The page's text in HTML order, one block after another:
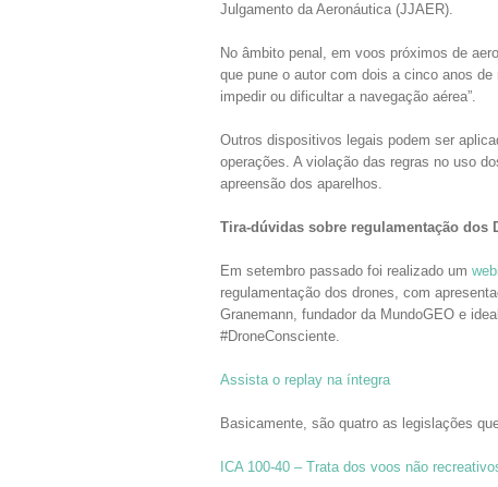
Julgamento da Aeronáutica (JJAER).
No âmbito penal, em voos próximos de
que pune o autor com dois a cinco anos
impedir ou dificultar a navegação aérea”.
Outros dispositivos legais podem ser
operações. A violação das regras no uso
apreensão dos aparelhos.
Tira-dúvidas sobre regulamentação dos
Em setembro passado foi realizado um
regulamentação dos drones, com
Granemann, fundador da MundoGEO e
#DroneConsciente.
Assista o replay na íntegra
Basicamente, são quatro as legislações
ICA 100-40 – Trata dos voos não